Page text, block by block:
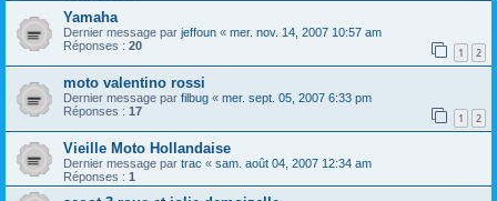
Yamaha
Dernier message par jeffoun « mer. nov. 14, 2007 10:57 am
Réponses : 20 1 2
moto valentino rossi
Dernier message par filbug « mer. sept. 05, 2007 6:33 pm
Réponses : 17 1 2
Vieille Moto Hollandaise
Dernier message par trac « sam. août 04, 2007 12:34 am
Réponses : 1